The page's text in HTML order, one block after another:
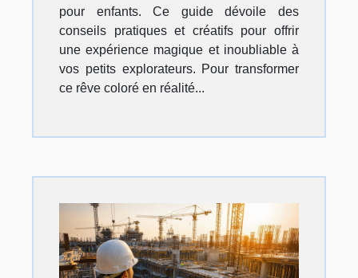
pour enfants. Ce guide dévoile des
conseils pratiques et créatifs pour offrir
une expérience magique et inoubliable à
vos petits explorateurs. Pour transformer
ce rêve coloré en réalité...